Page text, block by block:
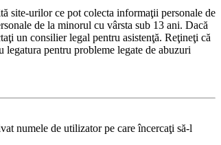
site-urilor ce pot colecta informaţii personale de
de la minorul cu vârsta sub 13 ani. Dacă
un consilier legal pentru asistenţă. Reţineţi că
pentru probleme legate de abuzuri
numele de utilizator pe care încercaţi să-l